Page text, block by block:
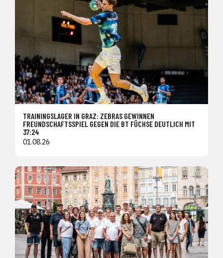
TRAININGSLAGER IN GRAZ: ZEBRAS GEWINNEN
FREUNDSCHAFTSSPIEL GEGEN DIE BT FÜCHSE DEUTLICH MIT
37:24
01.08.26